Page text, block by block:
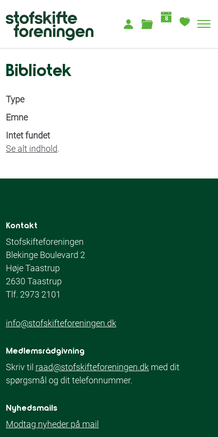
8
Bibliotek
Type
Emne
Intet fundet
Se alt indhold.
Kontakt
Stofskifteforeningen
Blekinge Boulevard 2
Høje Taastrup
2630 Taastrup
Tlf. 2973 2101
info@stofskifteforeningen.dk
Medlemsrådgivning
Skriv til raad@stofskifteforeningen.dk med dit
spørgsmål og dit telefonnummer.
Nyhedsmails
Modtag nyheder på mail